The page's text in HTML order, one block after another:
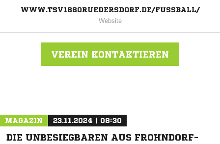
WWW.TSV1880RUEDERSDORF.DE/FUSSBALL/
Website
VEREIN KONTAKTIEREN
MAGAZIN 23.11.2024 | 08:30
DIE UNBESIEGBAREN AUS FROHNDORF-